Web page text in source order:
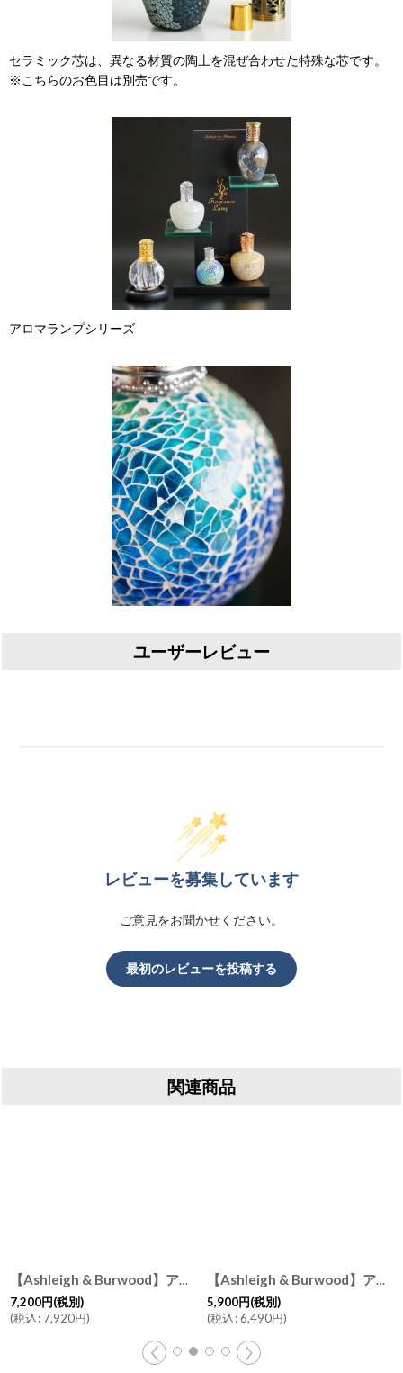
セラミック芯は、異なる材質の陶土を混ぜ合わせた特殊な芯です。
※こちらのお色目は別売です。
アロマランプシリーズ
ユーザーレビュー
レビューを募集しています
ご意見をお聞かせください。
最初のレビューを投稿する
関連商品
【Ashleigh & Burwood】アシュレイ＆バーウッド 消臭 フレグランスランプL フェアリーマジック Fairy Magic イギリス製
7,200円(税別)
(税込: 7,920円)
【Ashleigh & Burwood】アシュレイ＆バーウッド ピーコックフェザー Peacock feather フレグランスランプS 消臭 フレグランスランプ イギリス
5,900円(税別)
(税込:6,490円)